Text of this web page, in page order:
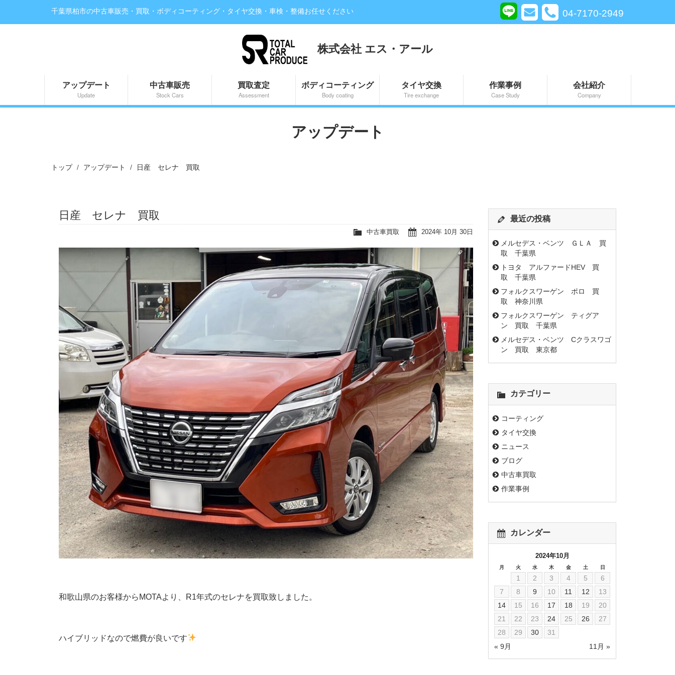
千葉県柏市の中古車販売・買取・ボディコーティング・タイヤ交換・車検・整備お任せください 04-7170-2949
株式会社 エス・アール
アップデート
Update
中古車販売
Stock Cars
買取査定
Assessment
ボディコーティング
Body coating
タイヤ交換
Tire exchange
作業事例
Case Study
会社紹介
Company
アップデート
トップ アップデート 日産 セレナ 買取
日産 セレナ 買取
2024年 10月 30日
中古車買取
和歌山県のお客様からMOTAより、R1年式のセレナを買取致しました。
ハイブリッドなので燃費が良いです
最近の投稿
メルセデス・ベンツ ＧＬＡ 買
取 千葉県
トヨタ アルファードHEV 買
取 千葉県
フォルクスワーゲン ポロ 買
取 神奈川県
フォルクスワーゲン ティグア
ン 買取 千葉県
メルセデス・ベンツ Cクラスワゴ
ン 買取 東京都
カテゴリー
コーティング
タイヤ交換
ニュース
ブログ
中古車買取
作業事例
カレンダー
2024年10月
月 火 水 木 金 土 日
« 9月 11月 »
1 2 3 4 5
6
7
8 9 10 11 12
13
14
15 16 17 18 19
20
21
22 23 24 25 26
27
28
29 30 31